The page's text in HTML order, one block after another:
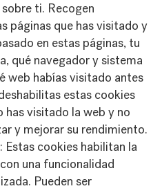
ti. Recogen
páginas que has visitado y
en estas páginas, tu
qué navegador y sistema
web habías visitado antes
estas cookies
has visitado la web y no
y mejorar su rendimiento.
Estas cookies habilitan la
una funcionalidad
Pueden ser